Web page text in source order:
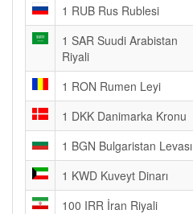
1 RUB Rus Rublesi
1 SAR Suudi Arabistan
Riyali
1 RON Rumen Leyi
1 DKK Danimarka Kronu
1 BGN Bulgaristan Levası
1 KWD Kuveyt Dinarı
100 IRR İran Riyali